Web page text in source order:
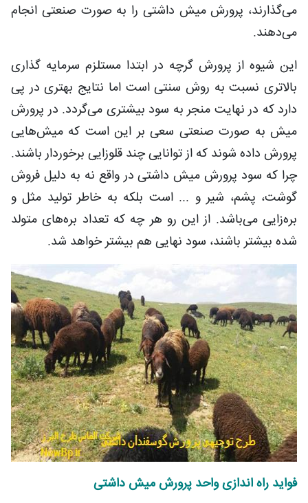
می‌گذارند، پرورش میش داشتی را به صورت صنعتی انجام
می‌دهند.
این شیوه از پرورش گرچه در ابتدا مستلزم سرمایه گذاری
بالاتری نسبت به روش سنتی است اما نتایج بهتری در پی
دارد که در نهایت منجر به سود بیشتری می‌گردد. در پرورش
میش به صورت صنعتی سعی بر این است که میش‌هایی
پرورش داده شوند که از توانایی چند قلوزایی برخوردار باشند.
چرا که سود پرورش میش داشتی در واقع نه به دلیل فروش
گوشت، پشم، شیر و ... است بلکه به خاطر تولید مثل و
بره‌زایی می‌باشد. از این رو هر چه که تعداد بره‌های متولد
شده بیشتر باشند، سود نهایی هم بیشتر خواهد شد.
فواید راه اندازی واحد پرورش میش داشتی